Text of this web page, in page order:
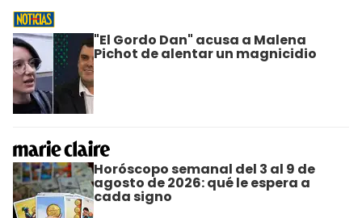
"El Gordo Dan" acusa a Malena
Pichot de alentar un magnicidio
Horóscopo semanal del 3 al 9 de
agosto de 2026: qué le espera a
cada signo